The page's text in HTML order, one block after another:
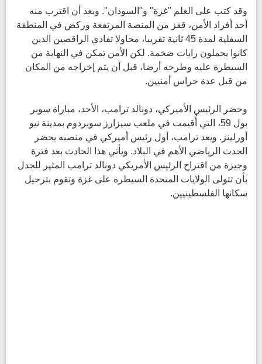
وقد كتب على العلم "غزة" و"السودان". وبعد أن اقترب منه
أحد أفراد الأمن، قفز من المنصة المرتفعة وركض في المنطقة
السفلية لمدة 45 ثانية تقريبا، محاولا تفادي الراقصين الذين
كانوا يحملون رايات ضخمة. لكن الأمن تمكن في النهاية من
السيطرة عليه وطرحه أرضا، قبل أن يتم إخراجه من المكان
من قبل عدة حراس أمنيين.
وحضر الرئيس الأميركي، دونالد ترامب، الأحد، مباراة سوبر
بول 59، التي أُقيمت في ملعب سيزارز سوبردوم بمدينة نيو
أورلينز. ويعد ترامب، أول رئيس أميركي في منصبه يحضر
الحدث الرياضي الأهم في البلاد. ويأتي هذا الحادث بعد فترة
وجيزة من اقتراح الرئيس الأمريكي دونالد ترامب المثير للجدل
بأن تتولى الولايات المتحدة السيطرة على غزة وتقوم بترحيل
سكانها الفلسطينيين.